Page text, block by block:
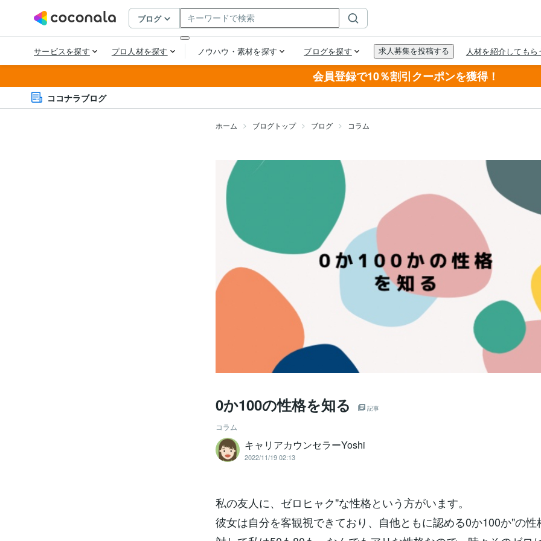
会員登録で10％割引クーポンを獲得！
ココナラブログ
ホーム ブログトップ ブログ コラム
0か100の性格を知る 記事
コラム
キャリアカウンセラーYoshi
2022/11/19 02:13
私の友人に、ゼロヒャク"な性格という方がいます。
彼女は自分を客観視できており、自他ともに認める0か100か"の性